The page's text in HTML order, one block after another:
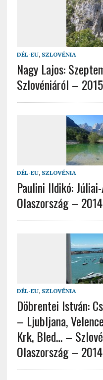
DÉL-EU, SZLOVÉNIA
Nagy Lajos:
Szlovéniáról – 2015
DÉL-EU, SZLOVÉNIA
Paulini Ildikó:
Olaszország – 2014
DÉL-EU, SZLOVÉNIA
Döbrentei István:
– Ljubljana,
Krk, Bled… –
Olaszország – 2014